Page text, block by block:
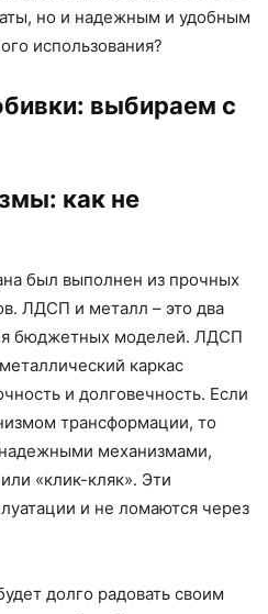
но и надежным и удобным
использования?
выбираем с
как не
был выполнен из прочных
ЛДСП и металл – это два
бюджетных моделей. ЛДСП
каркас
и долговечность. Если
трансформации, то
механизмами,
«клик-кляк». Эти
и не ломаются через
долго радовать своим